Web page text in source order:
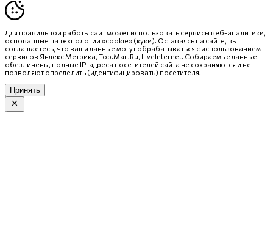
Для правильной работы сайт может использовать сервисы веб-аналитики,
основанные на технологии «cookie» (куки). Оставаясь на сайте, вы
соглашаетесь, что ваши данные могут обрабатываться с использованием
сервисов Яндекс Метрика, Top.Mail.Ru, LiveInternet. Собираемые данные
обезличены, полные IP-адреса посетителей сайта не сохраняются и не
позволяют определить (идентифицировать) посетителя.
Принять